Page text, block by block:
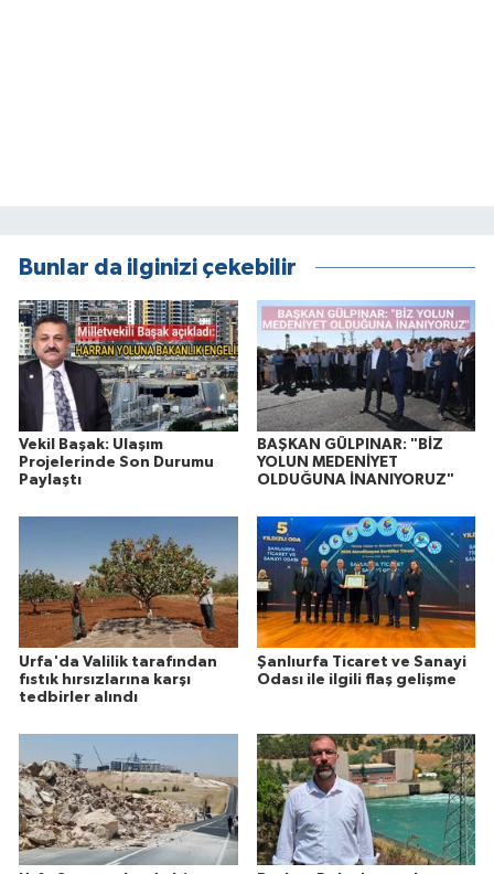
Bunlar da ilginizi çekebilir
Vekil Başak: Ulaşım
Projelerinde Son Durumu
Paylaştı
BAŞKAN GÜLPINAR: "BİZ
YOLUN MEDENİYET
OLDUĞUNA İNANIYORUZ"
Urfa'da Valilik tarafından
fıstık hırsızlarına karşı
tedbirler alındı
Şanlıurfa Ticaret ve Sanayi
Odası ile ilgili flaş gelişme